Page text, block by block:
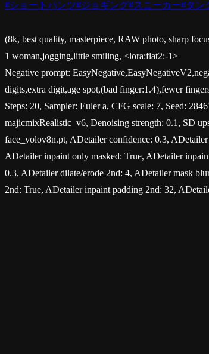
#ショートパンツ#ジョギング#スニーカー#タン
(8k, best quality, masterpiece, RAW photo, sharp
1 woman,jogging,little smiling, <lora:flat2:-1>
Negative prompt:
digits,extra digit,age spot,(bad finger:1.4),fewer
Steps: 20, Sampler: Euler a, CFG scale: 7, Seed:
majicmixRealistic_v6, Denoising strength: 0.1, SD
face_yolov8n.pt, ADetailer confidence: 0.3,
ADetailer inpaint only masked: True, ADetailer
0.3, ADetailer dilate/erode 2nd: 4, ADetailer mask
2nd: True, ADetailer inpaint padding 2nd: 32,